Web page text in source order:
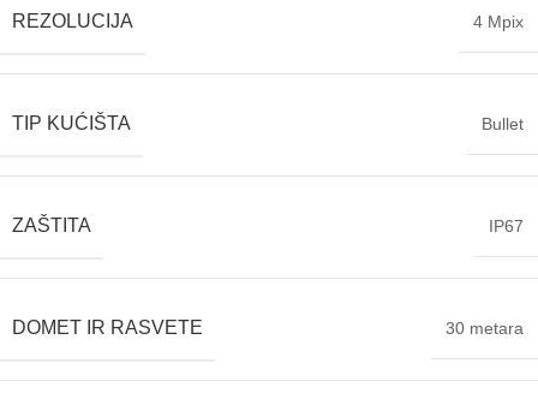
REZOLUCIJA 4 Mpix
TIP KUĆIŠTA Bullet
ZAŠTITA IP67
DOMET IR RASVETE 30 metara